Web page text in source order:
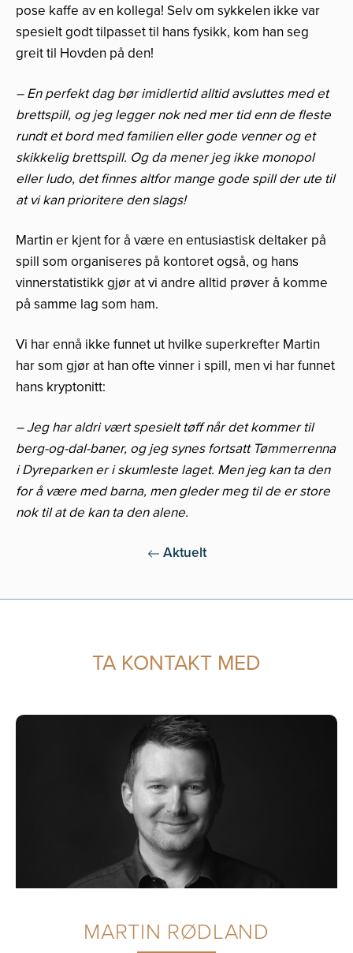
pose kaffe av en kollega! Selv om sykkelen ikke var
spesielt godt tilpasset til hans fysikk, kom han seg
greit til Hovden på den!
– En perfekt dag bør imidlertid alltid avsluttes med et
brettspill, og jeg legger nok ned mer tid enn de fleste
rundt et bord med familien eller gode venner og et
skikkelig brettspill. Og da mener jeg ikke monopol
eller ludo, det finnes altfor mange gode spill der ute til
at vi kan prioritere den slags!
Martin er kjent for å være en entusiastisk deltaker på
spill som organiseres på kontoret også, og hans
vinnerstatistikk gjør at vi andre alltid prøver å komme
på samme lag som ham.
Vi har ennå ikke funnet ut hvilke superkrefter Martin
har som gjør at han ofte vinner i spill, men vi har funnet
hans kryptonitt:
– Jeg har aldri vært spesielt tøff når det kommer til
berg-og-dal-baner, og jeg synes fortsatt Tømmerrenna
i Dyreparken er i skumleste laget. Men jeg kan ta den
for å være med barna, men gleder meg til de er store
nok til at de kan ta den alene.
Aktuelt
TA KONTAKT MED
MARTIN RØDLAND